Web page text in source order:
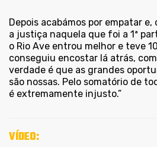
Depois acabámos por empatar
a justiça naquela que foi a 1ª
o Rio Ave entrou melhor e teve
conseguiu encostar lá atrás,
verdade é que as grandes
são nossas. Pelo somatório de
é extremamente injusto.”
VÍDEO: